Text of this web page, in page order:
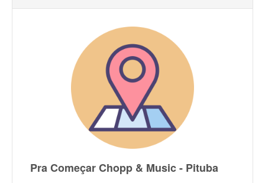
Pra Começar Chopp & Music - Pituba